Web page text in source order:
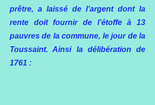
prêtre, a laissé de l’argent dont la
rente doit fournir de l’étoffe à 13
pauvres de la commune, le jour de la
Toussaint. Ainsi la délibération de
1761 :